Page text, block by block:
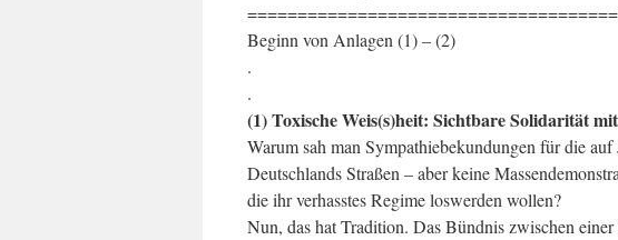
Beginn von Anlagen (1) – (2)
.
.
(1) Toxische Weis(s)heit: Sichtbare Solidarität
Warum sah man Sympathiebekundungen für die
Deutschlands Straßen – aber keine
die ihr verhasstes Regime loswerden wollen?
Nun, das hat Tradition. Das Bündnis zwischen